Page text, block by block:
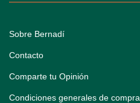
Sobre Bernadí
Contacto
Comparte tu Opinión
Condiciones generales de compra